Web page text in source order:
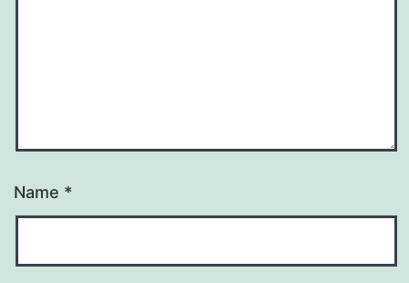
Name *